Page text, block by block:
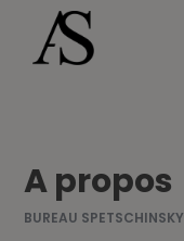
A propos
BUREAU SPETSCHINSKY